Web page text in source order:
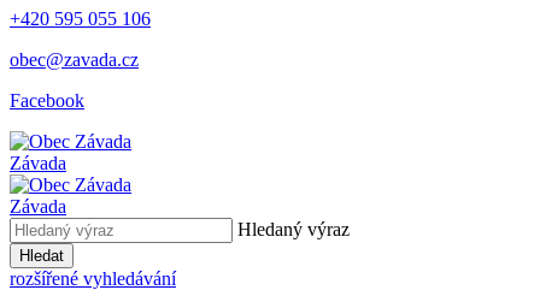
+420 595 055 106
obec@zavada.cz
Facebook
Závada
Závada
Hledaný výraz
Hledat
rozšířené vyhledávání